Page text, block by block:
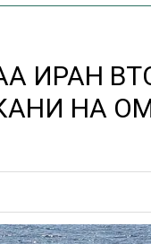
ИРАН
НА